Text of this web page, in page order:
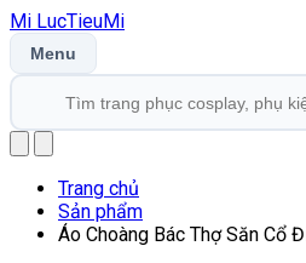
Mi LucTieuMi
Menu
Trang chủ
Sản phẩm
Áo Choàng Bác Thợ Săn Cổ